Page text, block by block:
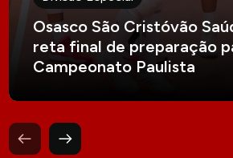
Osasco São Cristóvão
reta final de preparação
Campeonato Paulista